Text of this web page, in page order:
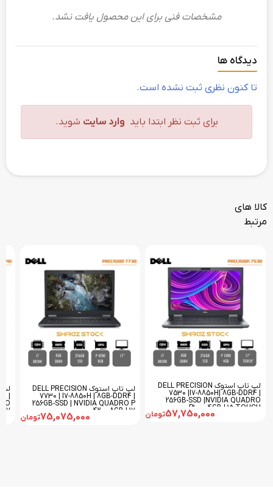
مشخصات فنی برای این محصول یافت نشد.
دیدگاه ها
تا کنون نظری ثبت نشده است.
برای ثبت نظر ابتدا باید وارد سایت شوید.
کالا های
مرتبط
لپ تاپ استوک DELL PRECISION
7530 |I7-8850H| 8GB-DDR4 |
256GB-SSD |NVIDIA QUADRO
P1000-4GB | 15-TOUCH
57,750,000تومان
لپ تاپ استوک DELL PRECISION
7730 | I7-8850H | 8GB-DDR4 |
256GB-SSD | NVIDIA QUADRO P
4200-8GB | 17
75,075,000تومان
17